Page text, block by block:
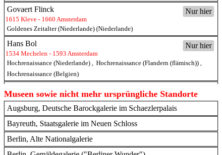
Nur hier
Govaert Flinck
1615 Kleve - 1660 Amsterdam
Goldenes Zeitalter (Niederlande) (Niederlande)
Nur hier
Hans Bol
1534 Mechelen - 1593 Amsterdam
Hochrenaissance (Niederlande)
Hochrenaissance (Flandern (flämisch))
Hochrenaissance (Belgien)
Nur hier
Jacob van Moscher
um 1615 Haarlem - um 1660 Haarlem
Barock (Niederlande)
Jan Havickszoon Steen
1626 Leiden - 1679 Leiden
Barock (Niederlande)
Museen sowie nicht mehr ursprüngliche Standorte
Augsburg, Deutsche Barockgalerie im Schaezlerpalais
Bayreuth, Staatsgalerie im Neuen Schloss
Berlin, Alte Nationalgalerie